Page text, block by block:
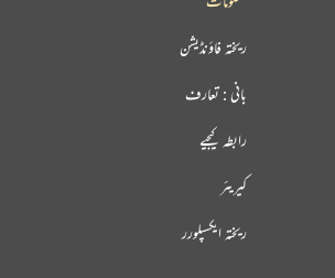
ریختہ فاؤنڈیشن
بانی : تعارف
رابطہ کیجیے
کیریئر
ریختہ ایکسپلورر